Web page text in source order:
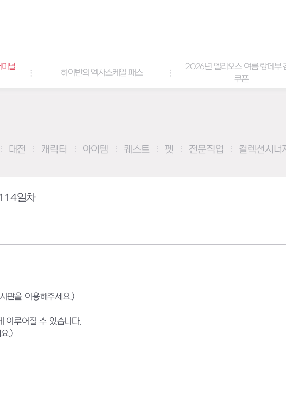
스케일 패스
2026년 엘리오스 여름 랑데부 감사
아바타:
대전 캐릭터 아이템 퀘스트 펫 전문직업 컬렉션시너
일차
판을 이용해주세요.)
이루어질 수 있습니다.
.)